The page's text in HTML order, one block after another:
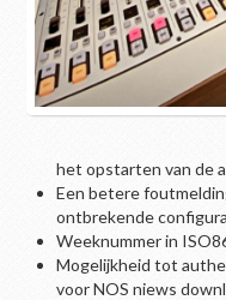
het opstarten van de
Een betere
ontbrekende
Weeknummer in
Mogelijkheid tot
voor NOS niews